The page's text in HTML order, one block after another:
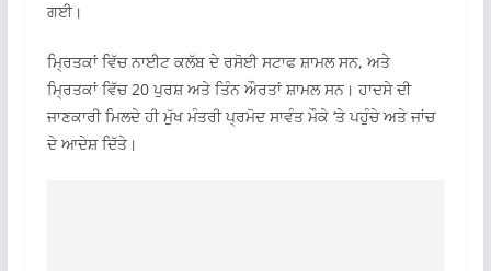
ਗਈ।
ਮ੍ਰਿਤਕਾਂ ਵਿੱਚ ਨਾਈਟ ਕਲੱਬ ਦੇ ਰਸੋਈ ਸਟਾਫ ਸ਼ਾਮਲ ਸਨ, ਅਤੇ
ਮ੍ਰਿਤਕਾਂ ਵਿੱਚ 20 ਪੁਰਸ਼ ਅਤੇ ਤਿੰਨ ਔਰਤਾਂ ਸ਼ਾਮਲ ਸਨ। ਹਾਦਸੇ ਦੀ
ਜਾਣਕਾਰੀ ਮਿਲਦੇ ਹੀ ਮੁੱਖ ਮੰਤਰੀ ਪ੍ਰਮੋਦ ਸਾਵੰਤ ਮੌਕੇ ‘ਤੇ ਪਹੁੰਚੇ ਅਤੇ ਜਾਂਚ
ਦੇ ਆਦੇਸ਼ ਦਿੱਤੇ।